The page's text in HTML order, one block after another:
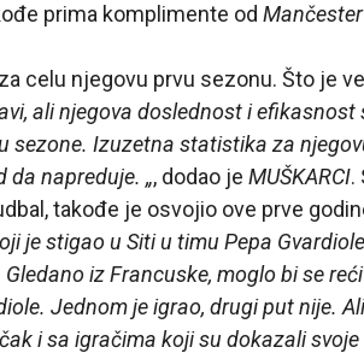
prima komplimente od
celu njegovu prvu sezonu. Što je
ali njegova doslednost i efikasnost
sezone. Izuzetna statistika za
da napreduje. „, dodao je MUŠKARCI.
takođe je osvojio ove prve
je stigao u Siti u timu Pepa
iz Francuske, moglo bi se
Jednom je igrao, drugi put nije.
i sa igračima koji su dokazali